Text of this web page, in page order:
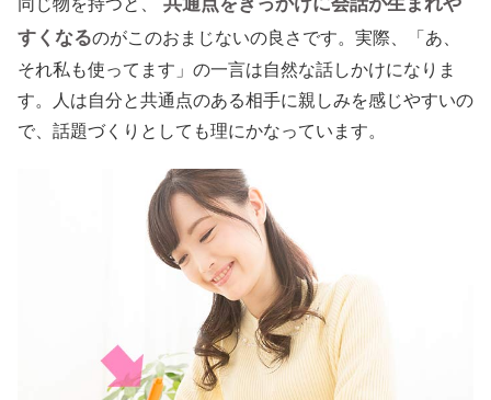
すくなるのがこのおまじないの良さです。実際、「あ、
それ私も使ってます」の一言は自然な話しかけになりま
す。人は自分と共通点のある相手に親しみを感じやすいの
で、話題づくりとしても理にかなっています。